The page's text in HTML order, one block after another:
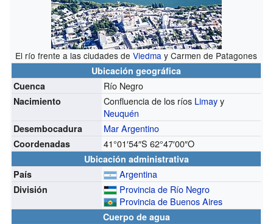
El río frente a las ciudades deViedma y Carmen de Patagones
Ubicación geográfica
Cuenca
Río Negro
Nacimiento Confluencia de los ríos Limayy
Neuquén
Desembocadura Mar Argentino
Coordenadas 41°01′54″S 62°47′00″O
Ubicación administrativa
País
Argentina
División
Provincia de Río Negro
Provincia de Buenos Aires
Cuerpo de agua